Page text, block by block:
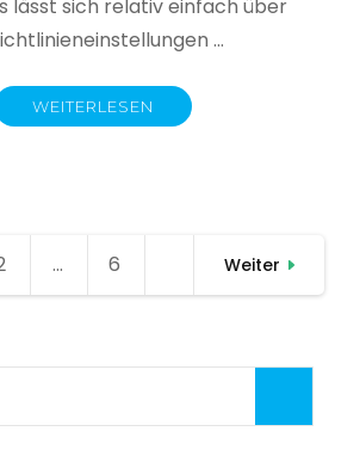
lässt sich relativ einfach über
…
WEITERLESEN
Seite … Seite
6 Weiter